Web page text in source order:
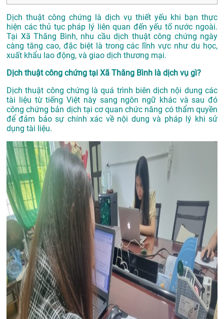
Dịch thuật công chứng là dịch vụ thiết yếu khi bạn thực
hiện các thủ tục pháp lý liên quan đến yếu tố nước ngoài.
Tại Xã Thăng Bình, nhu cầu dịch thuật công chứng ngày
càng tăng cao, đặc biệt là trong các lĩnh vực như du học,
xuất khẩu lao động, và giao dịch thương mại.
Dịch thuật công chứng tại Xã Thăng Bình là dịch vụ gì?
Dịch thuật công chứng là quá trình biên dịch nội dung các
tài liệu từ tiếng Việt này sang ngôn ngữ khác và sau đó
công chứng bản dịch tại cơ quan chức năng có thẩm quyền
để đảm bảo sự chính xác về nội dung và pháp lý khi sử
dụng tài liệu.